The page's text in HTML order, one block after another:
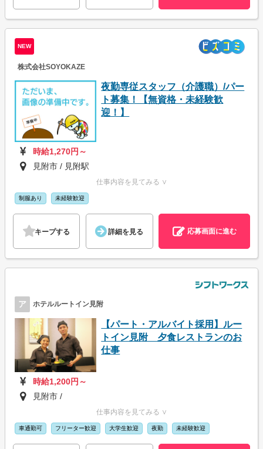
NEW
株式会社SOYOKAZE
夜勤専従スタッフ（介護職）/パー
ト募集！【無資格・未経験歓
迎！】
時給1,270円～
見附市 / 見附駅
仕事内容を見てみる ∨
制服あり 未経験歓迎
キープする 詳細を見る 応募画面に進む
ア ホテルルートイン見附
【パート・アルバイト採用】ルー
トイン見附 夕食レストランのお
仕事
時給1,200円～
見附市 /
仕事内容を見てみる ∨
車通勤可 フリーター歓迎 大学生歓迎 夜勤 未経験歓迎